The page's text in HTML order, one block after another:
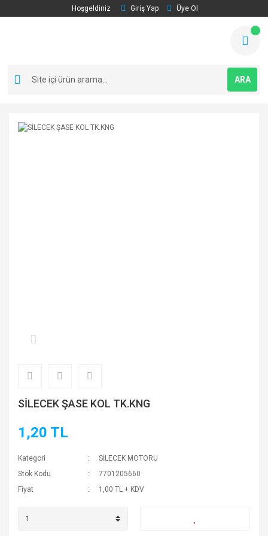
Hoşgeldiniz Giriş Yap Üye Ol
ARA
SİLECEK ŞASE KOL TK.KNG
1,20 TL
Kategori
SİLECEK MOTORU
Stok Kodu
7701205660
Fiyat
1,00 TL + KDV